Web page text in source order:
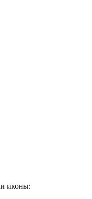
иконы: